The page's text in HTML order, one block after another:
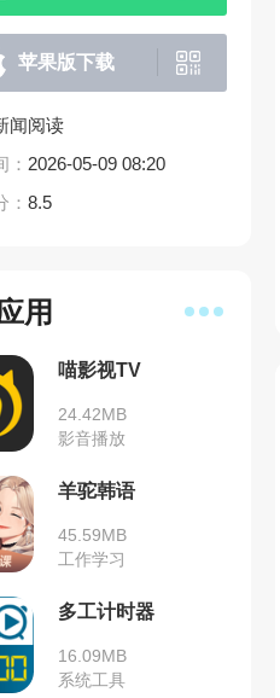
苹果版下载
闻阅读
： 2026-05-09 08:20
： 8.5
用
喵影视TV
24.42MB
影音播放
羊驼韩语
45.59MB
工作学习
多工计时器
16.09MB
系统工具